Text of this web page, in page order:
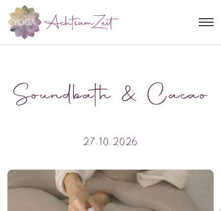
Soundbath & Cacao
27.10.2026